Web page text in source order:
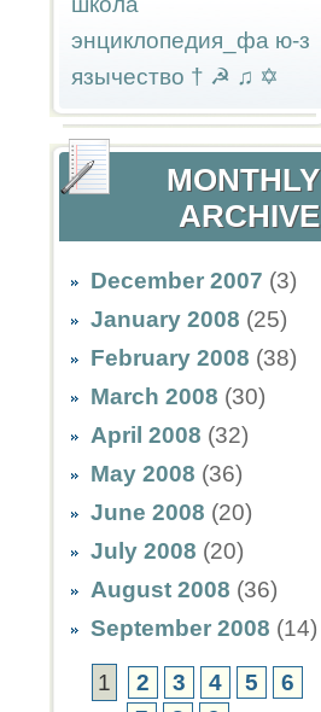
энциклопедия_фа ю-з
язычество † ☭ ♫ ✡
MONTHLY
ARCHIVE
December 2007 (3)
January 2008 (25)
February 2008 (38)
March 2008 (30)
April 2008 (32)
May 2008 (36)
June 2008 (20)
July 2008 (20)
August 2008 (36)
September 2008 (14)
1 2 3 4 5
6